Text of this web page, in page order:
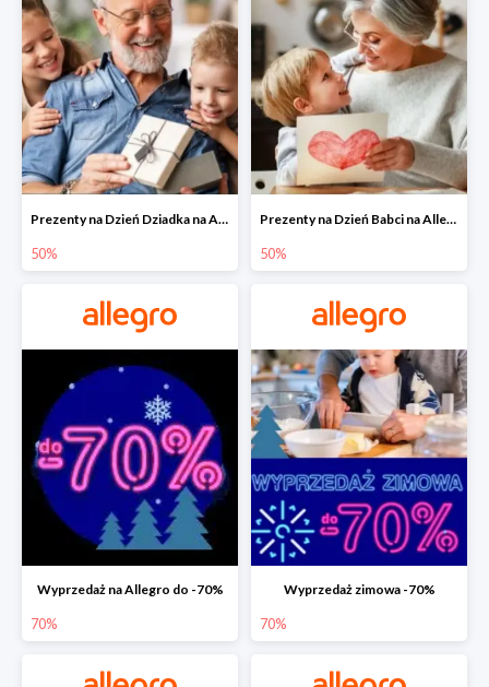
Prezenty na Dzień Dziadka na Allegro do -50%
50%
Prezenty na Dzień Babci na Allegro do -50%
50%
Wyprzedaż na Allegro do -70%
70%
Wyprzedaż zimowa -70%
70%